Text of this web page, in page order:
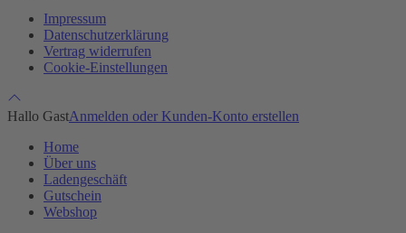
Impressum
Datenschutzerklärung
Vertrag widerrufen
Cookie-Einstellungen
Hallo GastAnmelden oder Kunden-Konto erstellen
Home
Über uns
Ladengeschäft
Gutschein
Webshop